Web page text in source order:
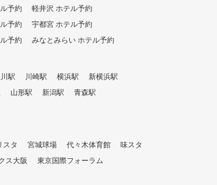
予約
軽井沢 ホテル予約
予約
宇都宮 ホテル予約
予約
みなとみらい ホテル予約
駅 川崎駅 横浜駅
新横浜駅
山形駅 新潟駅
青森駅
スタ 宮城球場 代々木体育館
味スタ
ス大阪
東京国際フォーラム